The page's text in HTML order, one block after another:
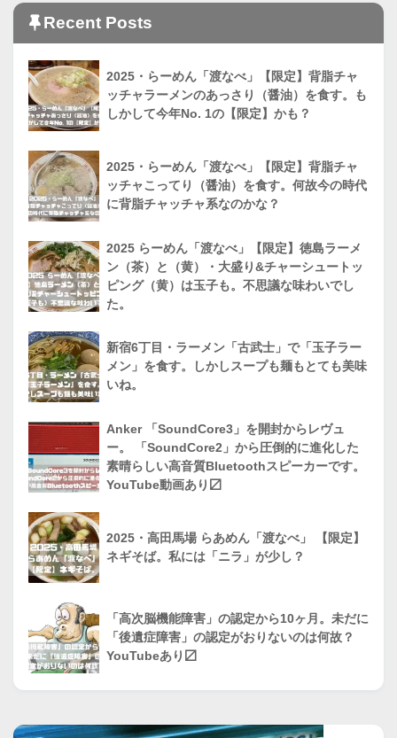
Recent Posts
2025・らーめん「渡なべ」【限定】背脂チャ
ッチャラーメンのあっさり（醤油）を食す。も
しかして今年No. 1の【限定】かも？
2025・らーめん「渡なべ」【限定】背脂チャ
ッチャこってり（醤油）を食す。何故今の時代
に背脂チャッチャ系なのかな？
2025 らーめん「渡なべ」【限定】徳島ラーメ
ン（茶）と（黄）・大盛り&チャーシュートッ
ピング（黄）は玉子も。不思議な味わいでし
た。
新宿6丁目・ラーメン「古武士」で「玉子ラー
メン」を食す。しかしスープも麺もとても美味
いね。
Anker 「SoundCore3」を開封からレヴュ
ー。 「SoundCore2」から圧倒的に進化した
素晴らしい高音質Bluetoothスピーカーです。
YouTube動画あり〼
2025・高田馬場 らあめん「渡なべ」 【限定】
ネギそば。私には「ニラ」が少し？
「高次脳機能障害」の認定から10ヶ月。未だに
「後遺症障害」の認定がおりないのは何故？
YouTubeあり〼